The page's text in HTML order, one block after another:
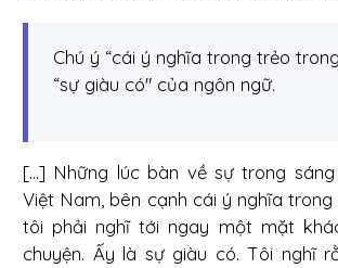
Chú ý “cái ý nghĩa trong trẻo
“sự giàu có" của ngôn ngữ.
[...] Những lúc bàn về sự trong
Việt Nam, bên cạnh cái ý nghĩa
tôi phải nghĩ tới ngay một mặt
chuyện. Ấy là sự giàu có. Tôi nghĩ